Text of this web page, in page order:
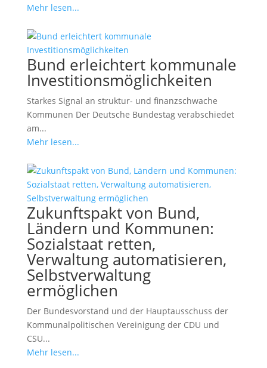
Mehr lesen...
Bund erleichtert kommunale
Investitionsmöglichkeiten
Starkes Signal an struktur- und finanzschwache
Kommunen Der Deutsche Bundestag verabschiedet
am...
Mehr lesen...
Zukunftspakt von Bund,
Ländern und Kommunen:
Sozialstaat retten,
Verwaltung automatisieren,
Selbstverwaltung
ermöglichen
Der Bundesvorstand und der Hauptausschuss der
Kommunalpolitischen Vereinigung der CDU und
CSU...
Mehr lesen...